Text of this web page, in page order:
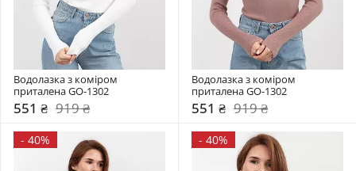
Водолазка з коміром
приталена GO-1302
551 ₴ 919 ₴
Водолазка з коміром
приталена GO-1302
551 ₴ 919 ₴
- 40% - 40%